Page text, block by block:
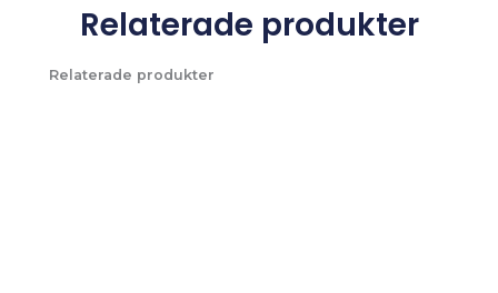
Relaterade produkter
Relaterade produkter